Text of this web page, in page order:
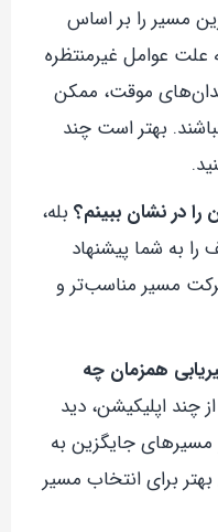
مسیر را بر اساس
علت عوامل غیرمنتظره
موقت، ممکن
بهتر است چند
را در نشان ببینم؟ بله،
به شما پیشنهاد
مسیر مناسب‌تر و
همزمان چه
چند اپلیکیشن، دید
جایگزین به
برای انتخاب مسیر